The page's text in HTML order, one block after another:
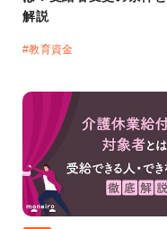
解説
#教育資金